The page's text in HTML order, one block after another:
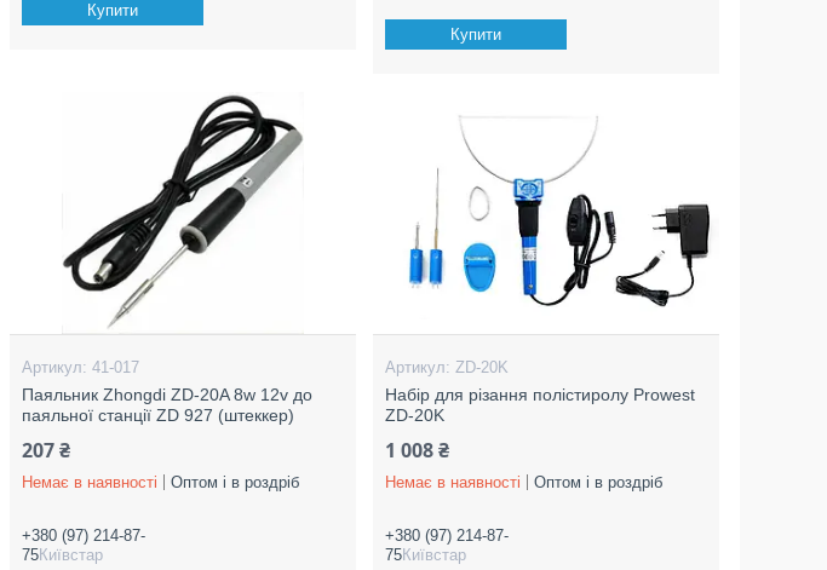
Купити
Купити
41-017
Паяльник Zhongdi ZD-20A 8w 12v до
паяльної станції ZD 927 (штеккер)
207 ₴
Немає в наявності Оптом і в роздріб
+380 (97) 214-87-
75Київстар
ZD-20K
Набір для різання полістиролу Prowest
ZD-20K
1 008 ₴
Немає в наявності Оптом і в роздріб
+380 (97) 214-87-
75Київстар